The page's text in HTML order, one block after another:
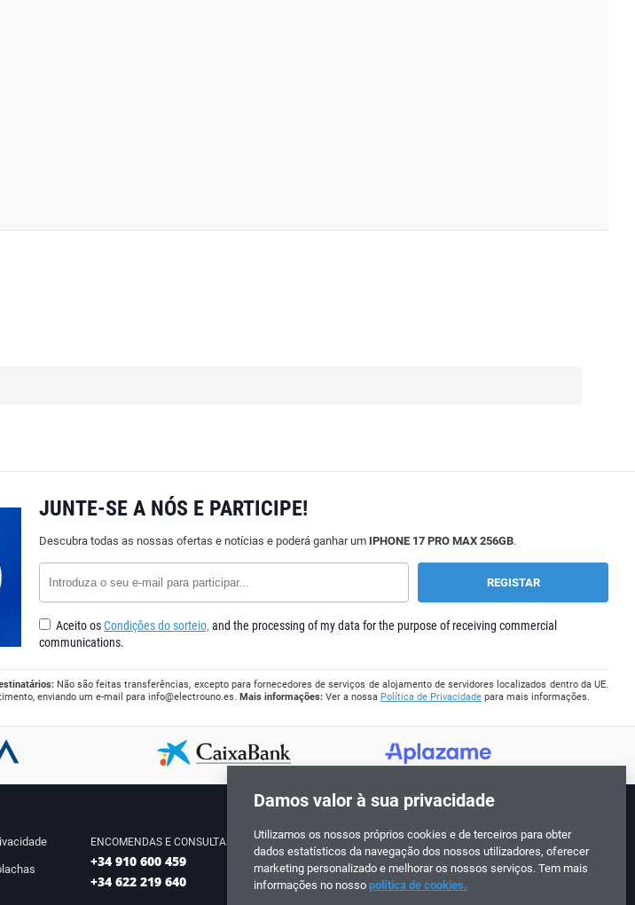
JUNTE-SE A NÓS E PARTICIPE!
Descubra todas as nossas ofertas e notícias e poderá ganhar um IPHONE 17 PRO MAX 256GB.
Aceito osCondições do sorteio, and the processing of my data for the purpose of receiving commercial
communications.
Não são feitas transferências, excepto para fornecedores de serviços de alojamento de servidores localizados dentro da UE.
enviando um e-mail para info@electrouno.es. Mais informações: Ver a nossa Política de Privacidade para mais informações.
ENCOMENDAS E CONSULTAS
+34 910 600 459
+34 622 219 640
Siga-nos!
Damos valor à sua privacidade
Utilizamos os nossos próprios cookies e de terceiros para obter
dados estatísticos da navegação dos nossos utilizadores, oferecer
marketing personalizado e melhorar os nossos serviços. Tem mais
informações no nosso política de cookies.